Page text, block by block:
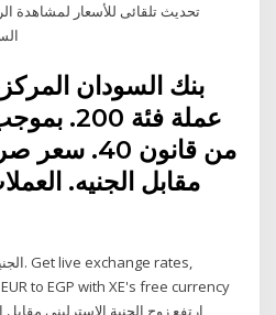
تحديث تلقائى للأسعار لمشاهدة
بنك السودان
من قانون
مقابل الجنيه.
to EGP with XE's free currency